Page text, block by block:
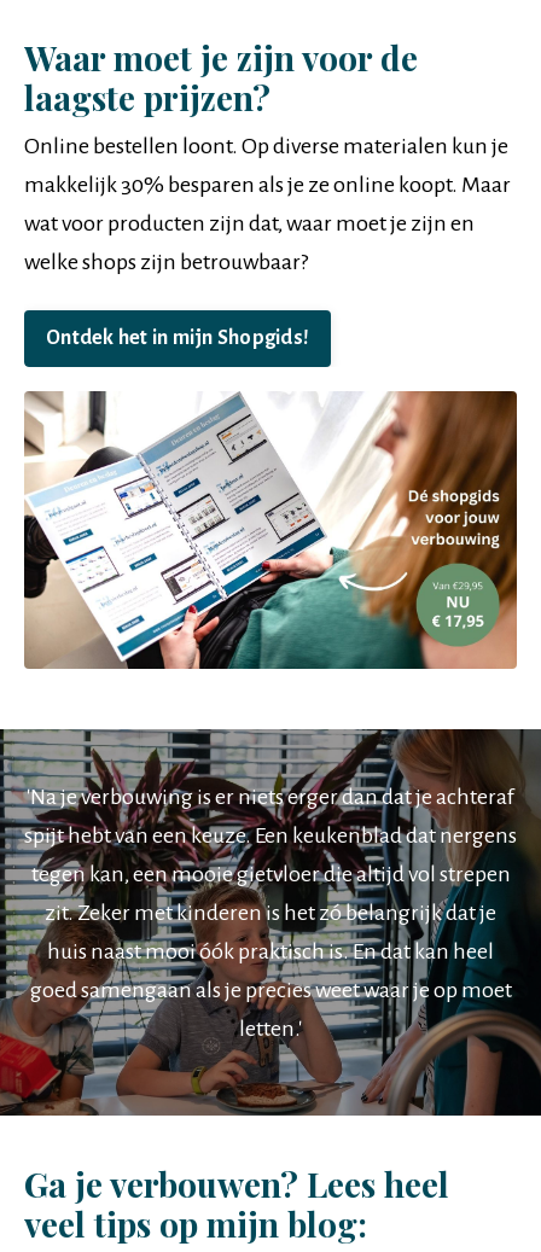
Waar moet je zijn voor de
laagste prijzen?
Online bestellen loont. Op diverse materialen kun je
makkelijk 30% besparen als je ze online koopt. Maar
wat voor producten zijn dat, waar moet je zijn en
welke shops zijn betrouwbaar?
Ontdek het in mijn Shopgids!
'Na je verbouwing is er niets erger dan dat je achteraf
spijt hebt van een keuze. Een keukenblad dat nergens
tegen kan, een mooie gietvloer die altijd vol strepen
zit. Zeker met kinderen is het zó belangrijk dat je
huis naast mooi óók praktisch is. En dat kan heel
goed samengaan als je precies weet waar je op moet
letten.'
Ga je verbouwen? Lees heel
veel tips op mijn blog: